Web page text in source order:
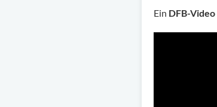
Ein DFB-Video